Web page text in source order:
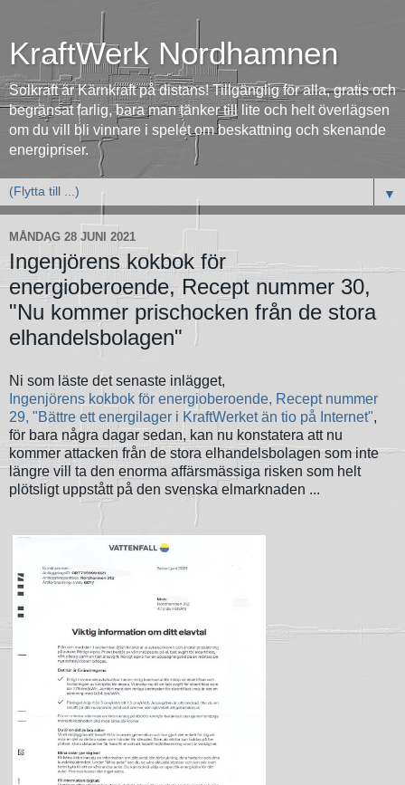
KraftWerk Nordhamnen
Solkraft är Kärnkraft på distans! Tillgänglig för alla, gratis och
begränsat farlig, bara man tänker till lite och helt överlägsen
om du vill bli vinnare i spelet om beskattning och skenande
energipriser.
▼
MÅNDAG 28 JUNI 2021
Ingenjörens kokbok för
energioberoende, Recept nummer 30,
"Nu kommer prischocken från de stora
elhandelsbolagen"
Ni som läste det senaste inlägget,
Ingenjörens kokbok för energioberoende, Recept nummer
29, "Bättre ett energilager i KraftWerket än tio på Internet",
för bara några dagar sedan, kan nu konstatera att nu
kommer attacken från de stora elhandelsbolagen som inte
längre vill ta den enorma affärsmässiga risken som helt
plötsligt uppstått på den svenska elmarknaden ...